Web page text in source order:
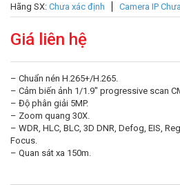
Hãng SX: Chưa xác định Camera IP
Giá liên hệ
– Chuẩn nén H.265+/H.265.
– Cảm biến ảnh 1/1.9″ progressive scan
– Độ phân giải 5MP.
– Zoom quang 30X.
– WDR, HLC, BLC, 3D DNR, Defog, EIS,
Focus.
– Quan sát xa 150m.